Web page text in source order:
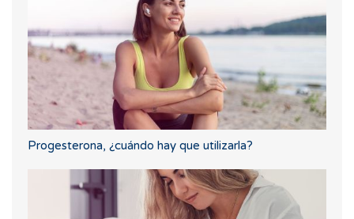
Progesterona, ¿cuándo hay que utilizarla?